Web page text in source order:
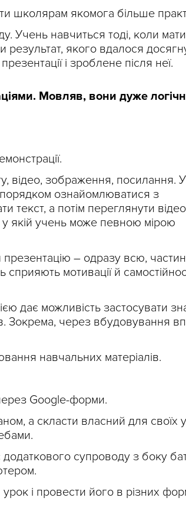
школярам якомога більше
Учень навчиться тоді, коли
результат, якого вдалося
і зроблене після неї.
Мовляв, вони дуже
відео, зображення, посилання.
ознайомлюватися з
текст, а потім переглянути
у якій учень може певною мірою
– одразу всю,
сприяють мотивації й
дає можливість застосувати
через вбудовування
навчальних матеріалів.
Google-форми.
а скласти власний для своїх
супроводу з боку
урок і провести його в різних